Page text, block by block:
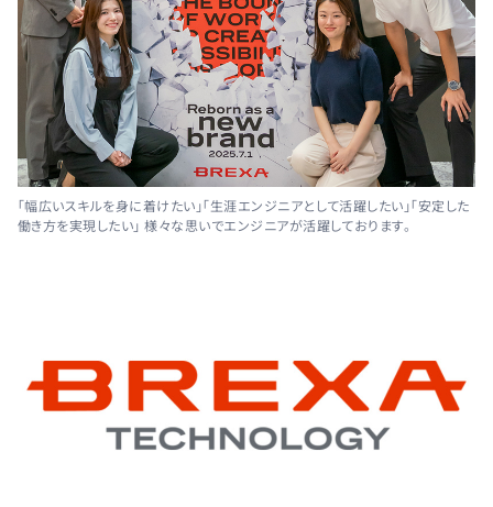
「幅広いスキルを身に着けたい」「生涯エンジニアとして活躍したい」「安定した
働き方を実現したい」 様々な思いでエンジニアが活躍しております。